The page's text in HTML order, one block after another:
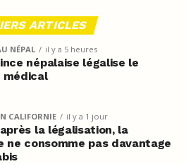
ARTICLES
NÉPAL il y a 5 heures
népalaise légalise le
médical
CALIFORNIE il y a 1 jour
la légalisation, la
ne consomme pas davantage